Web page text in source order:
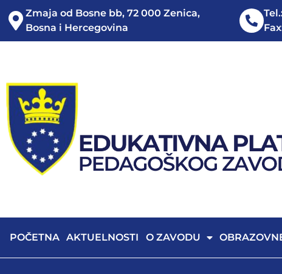
Zmaja od Bosne bb, 72 000 Zenica,
Bosna i Hercegovina
POČETNA AKTUELNOSTI O ZAVODU